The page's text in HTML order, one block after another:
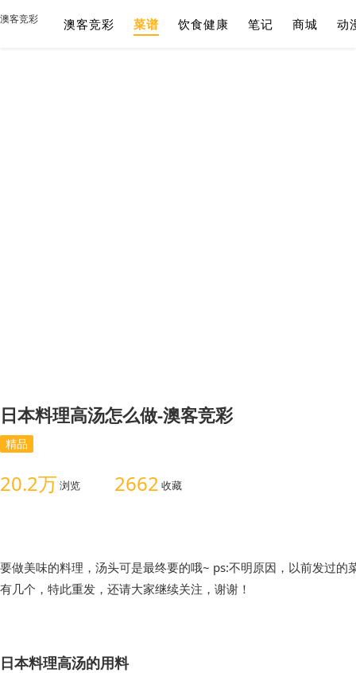
澳客竞彩 澳客竞彩 菜谱 饮食健康 笔记 商城 动
日本料理高汤怎么做-澳客竞彩
精品
20.2万 浏览 2662 收藏
要做美味的料理，汤头可是最终要的哦~ ps:不明原因，以前发过的
有几个，特此重发，还请大家继续关注，谢谢！
日本料理高汤的用料